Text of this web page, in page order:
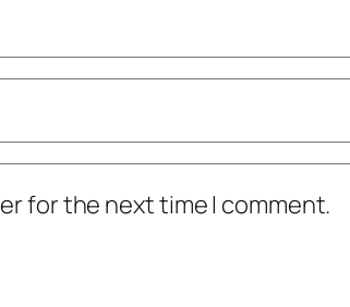
for the next time I comment.